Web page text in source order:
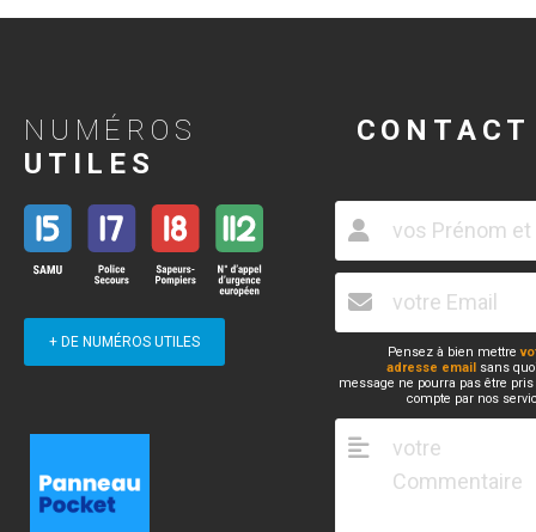
NUMÉROS
UTILES
+ DE NUMÉROS UTILES
CONTACT
Pensez à bien mettre
adresse email sans
message ne pourra pas être
compte par nos